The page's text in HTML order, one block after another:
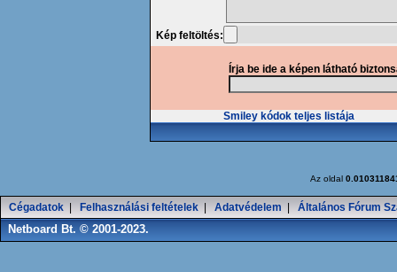
Kép feltöltés:
Írja be ide a képen látható
Smiley kódok teljes listája
Az oldal
Cégadatok Felhasználási feltételek Adatvédelem Általános Fórum
Netboard Bt. © 2001-2023.